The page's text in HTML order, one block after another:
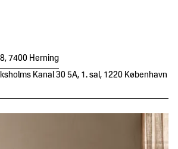
7400 Herning
Kanal 30 5A, 1. sal, 1220 København